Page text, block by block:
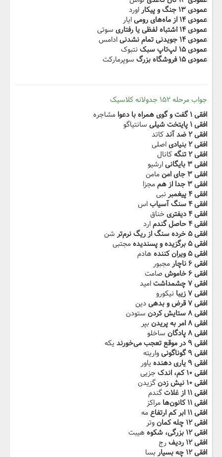
عمودی ۱۳ جنگ و پیکار
اورد
عمودی ۱۴ از ماه‌های رومی
ایار
عمودی ۱۴ اشتباه لفظی یا رفتاری
سوتی
عمودی ۱۴ جویدنی تمام نشدنی
ادامس
عمودی ۱۵ لپ‌تاپ سبک
نتبوک
عمودی ۱۵ فروشگاه بزرگ
سوپرمارکت
جواب مرحله ۱۵۲ جدولانه کلاسیک
افقی ۱ گفت ‌و گوی همراه با دعوا
مشاجره
افقی ۱ ‬‫پایتخت شیلی‬‫
سانتیاگو
افقی ۲ ضد آند
کاتد
افقی ۲ بنیادی
اصلی
افقی ۲ تنگه‬‫
کانال
افقی ۳ بایگانی
ارشیو
افقی ۳ جای امن
مامن
افقی ۳ جدا‬ ‫از هم‬‫
مجزا
افقی ۴ پیغمبر
نبی
افقی ۴ سنگ آسیاب
اس
افقی ۴ ‬‫دیفتری
خناق
افقی ۴ حاصل گندم‬‫
ارد
افقی ۵ خرده سنگ از ریگ‬‫ نرم‌تر
شن
افقی ۵ برگزیده و پسندیده
مجتبی
افقی ۵ ‬‫‬‫ویران ‌کننده‬‫
هادم
افقی ۶ ناچار
مجبور
افقی ۶ خاموش‬‫
صامت
افقی ۷ چشمداشت
امید
افقی ۷ زیبا
نیکورو
افقی ۷ قرض‬‫ و بدهی‬‫
دین
افقی ۸ ستایش کردن
ستودن
افقی ۸ امر به‬‫ پریدن
بپر
افقی ۸ پادگان‬‫
ساخلو
افقی ۹ در موقع تعجب می‌خورند
یکه
افقی ۹ ‬‫گوناگونی
واریته
افقی ۹ یاری ‌دهنده‬‫
یاور
افقی ۱۰ کم، اندک
جزیی
افقی ۱۰ نیش زدن‬‫
گزیدن
افقی ۱۱ از غلات
گندم
افقی ۱۱ کانون‌ها
مراکز
افقی ۱۱ ابر ‬‫کم ارتفاع‬‫
مه
افقی ۱۲ چله کمان
وتر
افقی ۱۲ بزرگی، شکوه‬‫
هیبت
افقی ۱۲ ردیف
رج
افقی ۱۲ چه بسیار‬‫
بسا